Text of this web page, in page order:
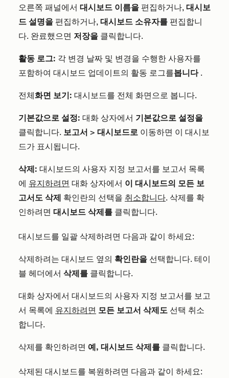
오른쪽 패널에서 대시보드 이름을 편집하거나, 대시보
드 설명을 편집하거나, 대시보드 소유자를 편집합니
다. 완료했으면 저장을 클릭합니다.
활동 로그: 각 변경 날짜 및 변경을 수행한 사용자를
포함하여 대시보드 업데이트의 활동 로그를봅니다 .
전체화면 보기: 대시보드를 전체 화면으로 봅니다.
기본값으로 설정: 대화 상자에서 기본값으로 설정을
클릭합니다. 보고서 > 대시보드로 이동하면 이 대시보
드가 표시됩니다.
삭제: 대시보드의 사용자 지정 보고서를 보고서 목록
에 유지하려면 대화 상자에서 이 대시보드의 모든 보
고서도 삭제 확인란의 선택을 취소합니다. 삭제를 확
인하려면 대시보드 삭제를 클릭합니다.
대시보드를 일괄 삭제하려면 다음과 같이 하세요:
삭제하려는 대시보드 옆의 확인란을 선택합니다. 테이
블 헤더에서 삭제를 클릭합니다.
대화 상자에서 대시보드의 사용자 지정 보고서를 보고
서 목록에 유지하려면 모든 보고서 삭제도 선택 취소
합니다.
삭제를 확인하려면 예, 대시보드 삭제를 클릭합니다.
삭제된 대시보드를 복원하려면 다음과 같이 하세요: